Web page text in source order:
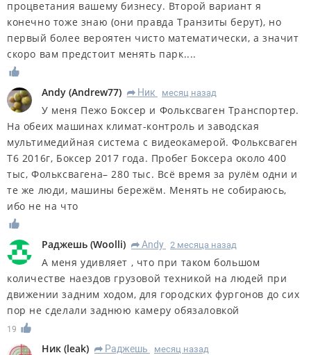
процветания вашему бизнесу. Второй вариант я
конечно тоже знаю (они правда Транзиты берут), но
первый более вероятен чисто математически, а значит
скоро вам предстоит менять парк....
Andy (Andrew77) R Ник месяц назад
У меня Пежо Боксер и Фольксваген Транспортер.
На обеих машинах климат-контроль и заводская
мультимедийная система с видеокамерой. Фольксваген
Т6 2016г, Боксер 2017 года. Пробег Боксера около 400
тыс, Фольксвагена– 280 тыс. Всё время за рулём одни и
те же люди, машины бережём. Менять не собираюсь,
ибо не на что
Раджешь (Woolli) R Andy 2 месяца назад
А меня удивляет , что при таком большом
количестве наездов грузовой техникой на людей при
движении задним ходом, для городских фургонов до сих
пор не сделали заднюю камеру обязаловкой
19
Ник (leak) R Раджешь месяц назад